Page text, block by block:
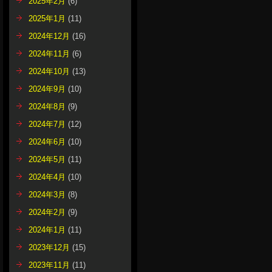
2025年1月 (11)
2024年12月 (16)
2024年11月 (6)
2024年10月 (13)
2024年9月 (10)
2024年8月 (9)
2024年7月 (12)
2024年6月 (10)
2024年5月 (11)
2024年4月 (10)
2024年3月 (8)
2024年2月 (9)
2024年1月 (11)
2023年12月 (15)
2023年11月 (11)